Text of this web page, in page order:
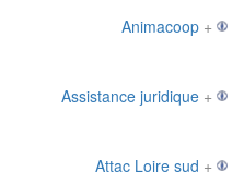
Animacoop +
Assistance juridique +
Attac Loire sud +